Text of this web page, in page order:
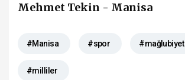
Mehmet Tekin - Manisa
#Manisa #spor #mağlubiyet
#milliler